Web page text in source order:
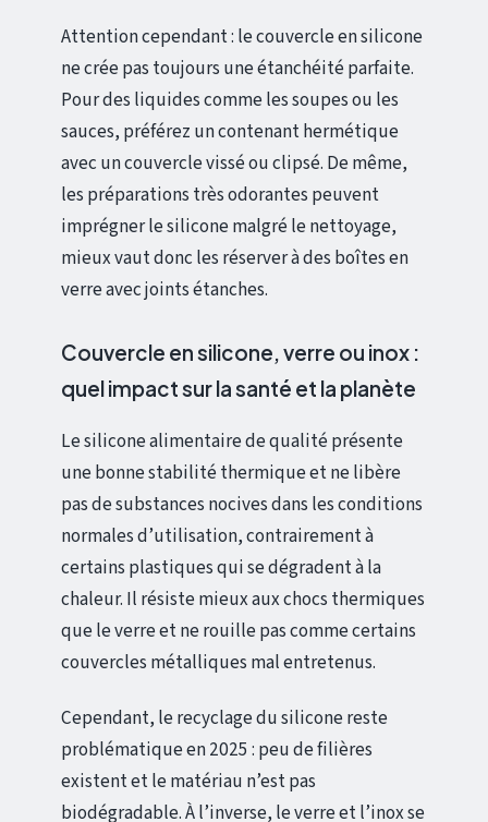
Attention cependant : le couvercle en silicone
ne crée pas toujours une étanchéité parfaite.
Pour des liquides comme les soupes ou les
sauces, préférez un contenant hermétique
avec un couvercle vissé ou clipsé. De même,
les préparations très odorantes peuvent
imprégner le silicone malgré le nettoyage,
mieux vaut donc les réserver à des boîtes en
verre avec joints étanches.
Couvercle en silicone, verre ou inox :
quel impact sur la santé et la planète
Le silicone alimentaire de qualité présente
une bonne stabilité thermique et ne libère
pas de substances nocives dans les conditions
normales d’utilisation, contrairement à
certains plastiques qui se dégradent à la
chaleur. Il résiste mieux aux chocs thermiques
que le verre et ne rouille pas comme certains
couvercles métalliques mal entretenus.
Cependant, le recyclage du silicone reste
problématique en 2025 : peu de filières
existent et le matériau n’est pas
biodégradable. À l’inverse, le verre et l’inox se